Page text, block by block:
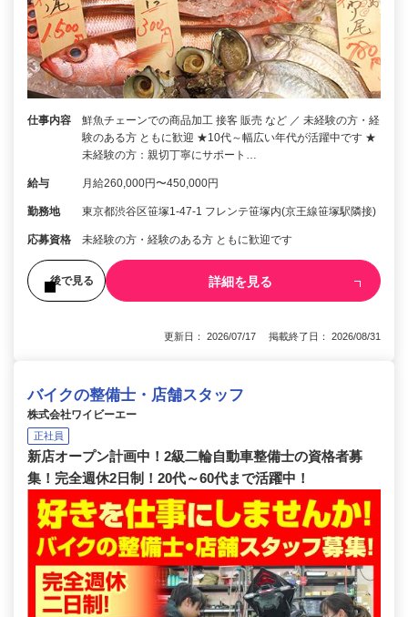
仕事内容
鮮魚チェーンでの商品加工 接客 販売 など ／ 未経験の方・経
験のある方 ともに歓迎 ★10代～幅広い年代が活躍中です ★
未経験の方：親切丁寧にサポート…
給与 月給260,000円〜450,000円
勤務地 東京都渋谷区笹塚1-47-1 フレンテ笹塚内(京王線笹塚駅隣接)
応募資格 未経験の方・経験のある方 ともに歓迎です
後で見る 詳細を見る
更新日： 2026/07/17 掲載終了日： 2026/08/31
バイクの整備士・店舗スタッフ
株式会社ワイビーエー
正社員
新店オープン計画中！2級二輪自動車整備士の資格者募
集！完全週休2日制！20代～60代まで活躍中！